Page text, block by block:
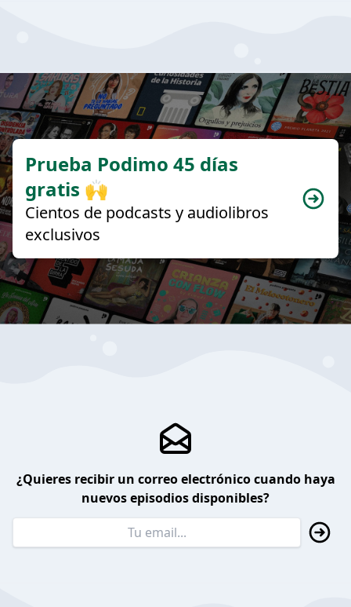
Prueba Podimo 45 días
gratis 🙌
Cientos de podcasts y audiolibros
exclusivos
¿Quieres recibir un correo electrónico cuando haya
nuevos episodios disponibles?